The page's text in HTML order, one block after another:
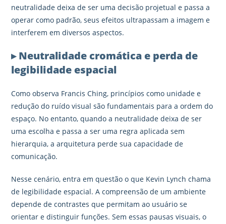
neutralidade deixa de ser uma decisão projetual e passa a
operar como padrão, seus efeitos ultrapassam a imagem e
interferem em diversos aspectos.
▸ Neutralidade cromática e perda de
legibilidade espacial
Como observa Francis Ching, princípios como unidade e
redução do ruído visual são fundamentais para a ordem do
espaço. No entanto, quando a neutralidade deixa de ser
uma escolha e passa a ser uma regra aplicada sem
hierarquia, a arquitetura perde sua capacidade de
comunicação.
Nesse cenário, entra em questão o que Kevin Lynch chama
de legibilidade espacial. A compreensão de um ambiente
depende de contrastes que permitam ao usuário se
orientar e distinguir funções. Sem essas pausas visuais, o